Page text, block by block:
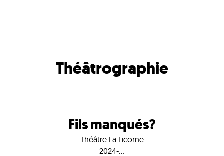
Théâtrographie
Fils manqués?
Théâtre La Licorne
2024-...